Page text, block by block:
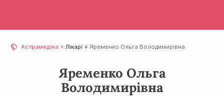
Астрамедіка Лікарі Яременко Ольга Володимирівна
Яременко Ольга
Володимирівна